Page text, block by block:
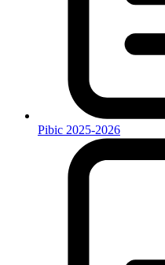
Pibic 2025-2026